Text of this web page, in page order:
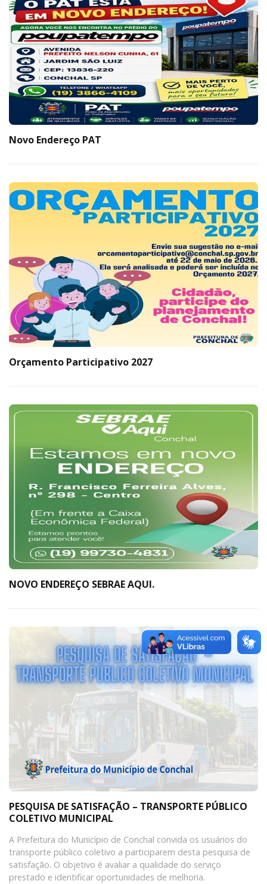
Novo Endereço PAT
Orçamento Participativo 2027
NOVO ENDEREÇO SEBRAE AQUI.
PESQUISA DE SATISFAÇÃO – TRANSPORTE PÚBLICO
COLETIVO MUNICIPAL
A Prefeitura do Município de Conchal convida os usuários do
transporte público coletivo a participarem desta pesquisa de
satisfação. O objetivo é avaliar a qualidade do serviço
prestado e identificar oportunidades de melhoria.